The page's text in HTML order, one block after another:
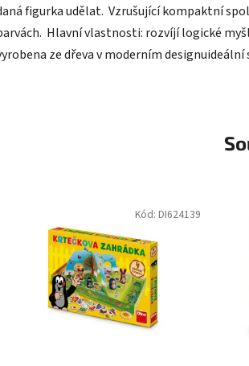
figurka udělat. Vzrušující kompaktní
Hlavní vlastnosti: rozvíjí logické
ze dřeva v moderním
Kód: DI624139